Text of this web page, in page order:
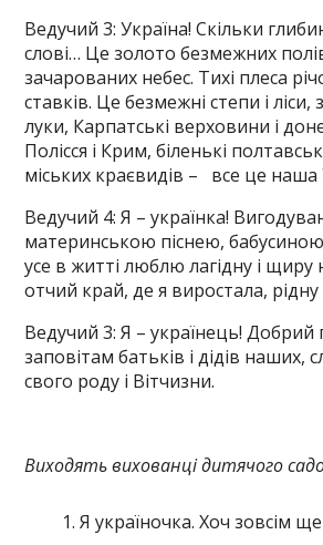
Ведучий 3: Україна! Скільки
слові… Це золото безмежних
зачарованих небес. Тихі плеса
ставків. Це безмежні степи і ліси,
луки, Карпатські верховини і
Полісся і Крим, біленькі
міських краєвидів – все це наша
Ведучий 4: Я – українка!
материнською піснею,
усе в житті люблю лагідну і
отчий край, де я виростала,
Ведучий 3: Я – українець! Добрий
заповітам батьків і дідів наших,
свого роду і Вітчизни.
Виходять вихованці дитячого
Я україночка. Хоч зовсім